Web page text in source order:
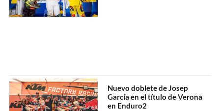
Nuevo doblete de Josep
García en el título de Verona
en Enduro2